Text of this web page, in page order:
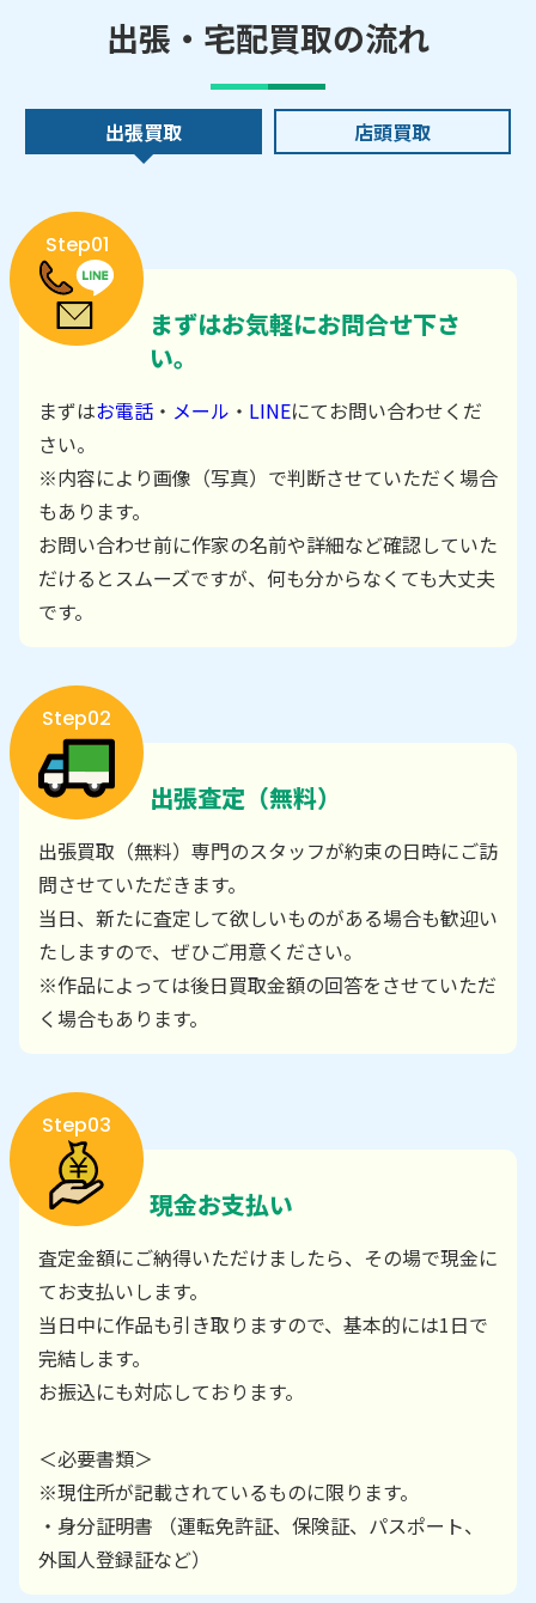
出張・宅配買取の流れ
出張買取 店頭買取
Step01
まずはお気軽にお問合せ下さ
い。
まずはお電話 ・ メール ・ LINEにてお問い合わせくだ
さい。
※内容により画像（写真）で判断させていただく場合
もあります。
お問い合わせ前に作家の名前や詳細など確認していた
だけるとスムーズですが、何も分からなくても大丈夫
です。
Step02
出張査定（無料）
出張買取（無料）専門のスタッフが約束の日時にご訪
問させていただきます。
当日、新たに査定して欲しいものがある場合も歓迎い
たしますので、ぜひご用意ください。
※作品によっては後日買取金額の回答をさせていただ
く場合もあります。
Step03
現金お支払い
査定金額にご納得いただけましたら、その場で現金に
てお支払いします。
当日中に作品も引き取りますので、基本的には1日で
完結します。
お振込にも対応しております。
＜必要書類＞
※現住所が記載されているものに限ります。
・身分証明書 （運転免許証、保険証、パスポート、
外国人登録証など）